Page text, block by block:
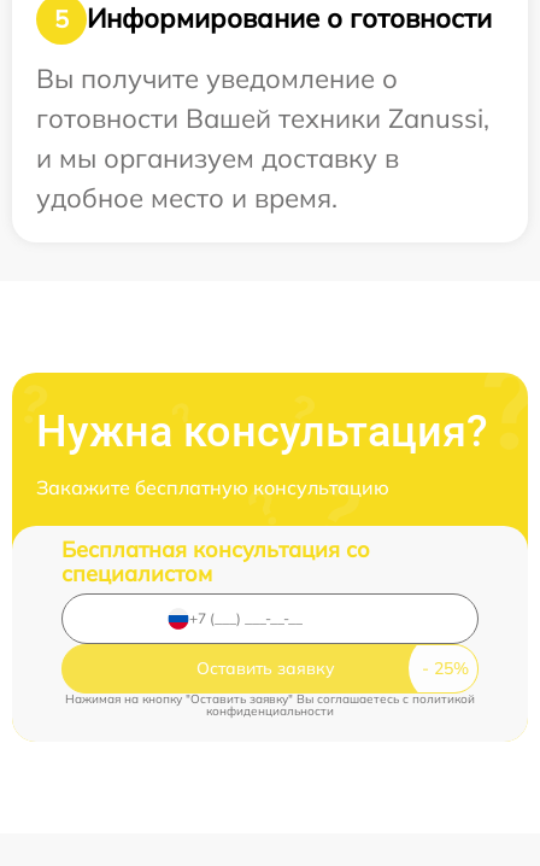
5
Информирование о готовности
Вы получите уведомление о
готовности Вашей техники Zanussi,
и мы организуем доставку в
удобное место и время.
Нужна консультация?
Закажите бесплатную консультацию
Бесплатная консультация со
специалистом
Оставить заявку
Нажимая на кнопку "Оставить заявку" Вы соглашаетесь cполитикой
конфиденциальности